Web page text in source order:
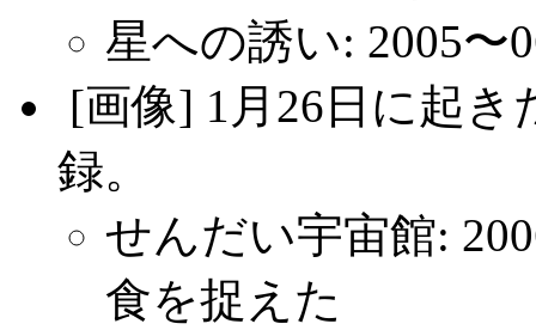
星への誘い: 2005〜
[画像] 1月26日に起
録。
せんだい宇宙館:
食を捉えた